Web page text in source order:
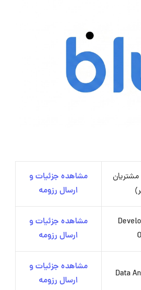
مشاهده جزئیات و
ارسال رزومه
مشاهده جزئیات و
ارسال رزومه
Data
مشاهده جزئیات و
ارسال رزومه